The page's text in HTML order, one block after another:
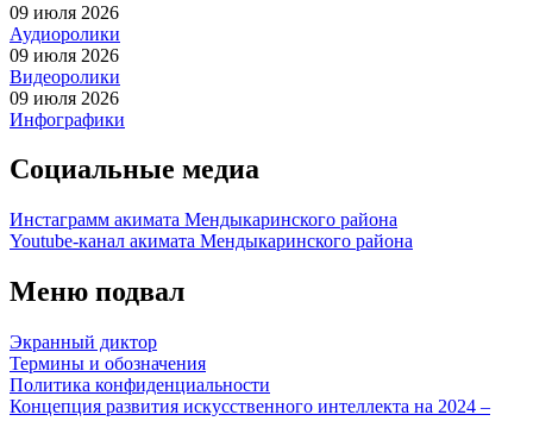
09 июля 2026
Аудиоролики
09 июля 2026
Видеоролики
09 июля 2026
Инфографики
Социальные медиа
Инстаграмм акимата Мендыкаринского района
Youtube-канал акимата Мендыкаринского района
Меню подвал
Экранный диктор
Термины и обозначения
Политика конфиденциальности
Концепция развития искусственного интеллекта на 2024 –